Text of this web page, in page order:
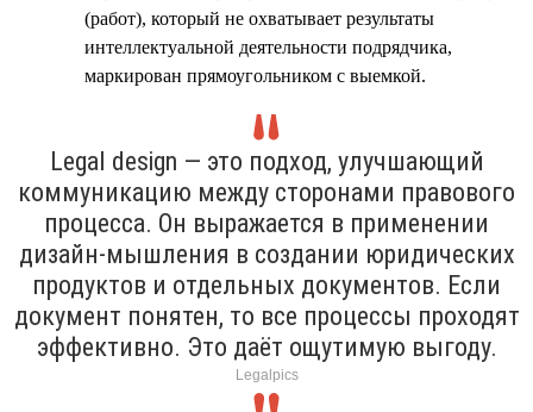
(работ), который не охватывает результаты
интеллектуальной деятельности подрядчика,
маркирован прямоугольником с выемкой.
Legal design — это подход, улучшающий
коммуникацию между сторонами правового
процесса. Он выражается в применении
дизайн-мышления в создании юридических
продуктов и отдельных документов. Если
документ понятен, то все процессы проходят
эффективно. Это даёт ощутимую выгоду.
Legalpics